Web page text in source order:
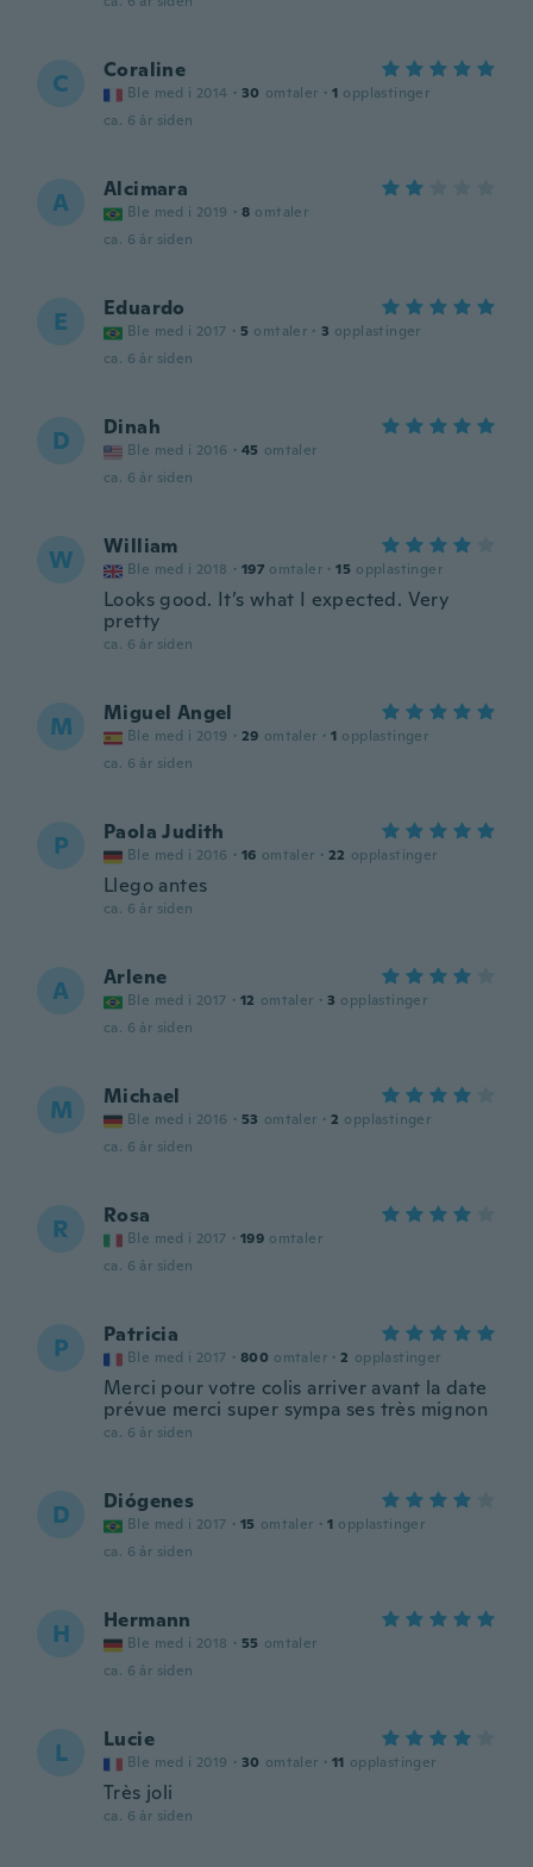
C Coraline
Ble med i 2014 · 30 omtaler · 1 opplastinger
ca. 6 år siden
A Alcimara
Ble med i 2019 · 8 omtaler
ca. 6 år siden
E Eduardo
Ble med i 2017 · 5 omtaler · 3 opplastinger
ca. 6 år siden
D Dinah
Ble med i 2016 · 45 omtaler
ca. 6 år siden
W William
Ble med i 2018 · 197 omtaler · 15 opplastinger
Looks good. It’s what I expected. Very
pretty
ca. 6 år siden
M Miguel Angel
Ble med i 2019 · 29 omtaler · 1 opplastinger
ca. 6 år siden
P Paola Judith
Ble med i 2016 · 16 omtaler · 22 opplastinger
Llego antes
ca. 6 år siden
A Arlene
Ble med i 2017 · 12 omtaler · 3 opplastinger
ca. 6 år siden
M Michael
Ble med i 2016 · 53 omtaler · 2 opplastinger
ca. 6 år siden
R Rosa
Ble med i 2017 · 199 omtaler
ca. 6 år siden
P Patricia
Ble med i 2017 · 800 omtaler · 2 opplastinger
Merci pour votre colis arriver avant la date
prévue merci super sympa ses très mignon
ca. 6 år siden
D Diógenes
Ble med i 2017 · 15 omtaler · 1 opplastinger
ca. 6 år siden
H Hermann
Ble med i 2018 · 55 omtaler
ca. 6 år siden
L Lucie
Ble med i 2019 · 30 omtaler · 11 opplastinger
Très joli
ca. 6 år siden